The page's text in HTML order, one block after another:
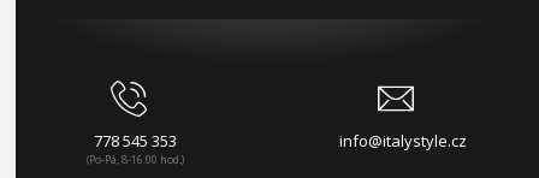
778 545 353
(Po-Pá, 8-16:00 hod.)
info@italystyle.cz